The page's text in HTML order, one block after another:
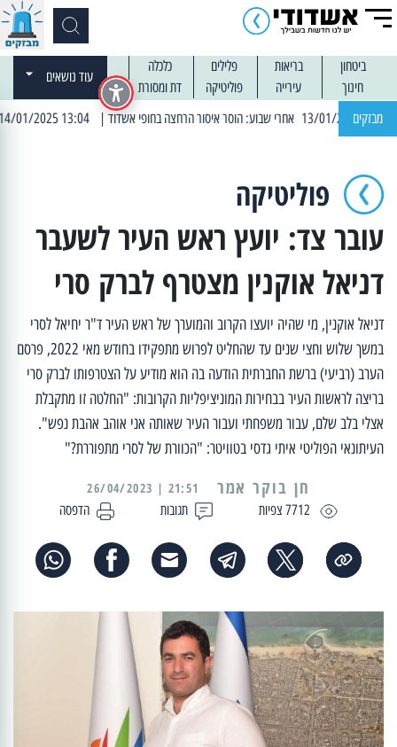
ביטחון בריאות פלילים
כלכלה
חינוך
עירייה פוליטיקה דת ומסורת
עוד נושאים
מבזקים | 13:04 14/01/2025 עובדים בלילות: עבודות קרצוף וריבוד אספלט
פוליטיקה
עובר צד: יועץ ראש העיר לשעבר
דניאל אוקנין מצטרף לברק סרי
דניאל אוקנין, מי שהיה יועצו הקרוב והמוערך של ראש העיר ד"ר יחיאל לסרי
במשך שלוש וחצי שנים עד שהחליט לפרוש מתפקידו בחודש מאי 2022, פרסם
הערב (רביעי) ברשת החברתית הודעה בה הוא מודיע על הצטרפותו לברק סרי
בריצה לראשות העיר בבחירות המוניציפליות הקרובות: "החלטה זו מתקבלת
אצלי בלב שלם, עבור משפחתי ועבור העיר שאותה אני אוהב אהבת נפש".
העיתונאי הפוליטי איתי גדסי בטוויטר: "הכוורת של לסרי מתפוררת?"
7712 צפיות תגובות הדפסה
21:51 | 26/04/2023